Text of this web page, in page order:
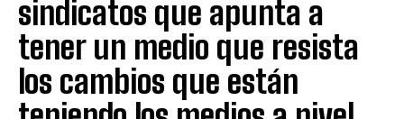
sindicatos que apunta a
tener un medio que resista
los cambios que están